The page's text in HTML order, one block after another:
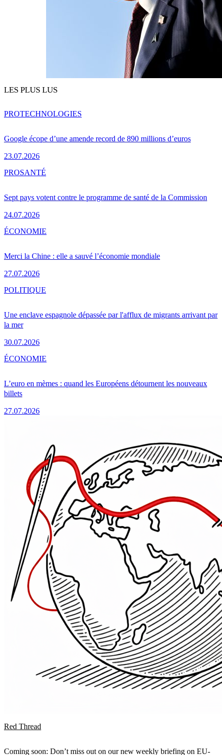
LES PLUS LUS
Google écope d’une amende record de 890 millions d’euros
23.07.2026
PROTECHNOLOGIES
Sept pays votent contre le programme de santé de la Commission
24.07.2026
PROSANTÉ
Merci la Chine : elle a sauvé l’économie mondiale
27.07.2026
ÉCONOMIE
Une enclave espagnole dépassée par l'afflux de migrants arrivant par
la mer
30.07.2026
POLITIQUE
L’euro en mèmes : quand les Européens détournent les nouveaux
billets
27.07.2026
ÉCONOMIE
Red Thread
Coming soon: Don’t miss out on our new weekly briefing on EU-